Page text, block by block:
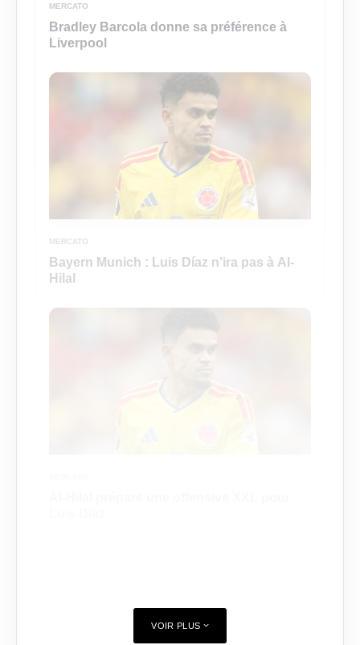
MERCATO
Bradley Barcola donne sa préférence à
Liverpool
MERCATO
Bayern Munich : Luis Díaz n’ira pas à Al-
Hilal
VOIR PLUS